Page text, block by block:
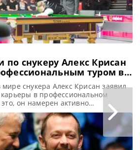
снукеру Алекс Крисан
туром в
в социальных сетях
снукера Алекс Крисан заявил
в профессиональном
он намерен активно
и развитии снукера в своей
сообщает totallysnookered
Алекс Крисан объявил о
тура. Хотя он
роль в развитии